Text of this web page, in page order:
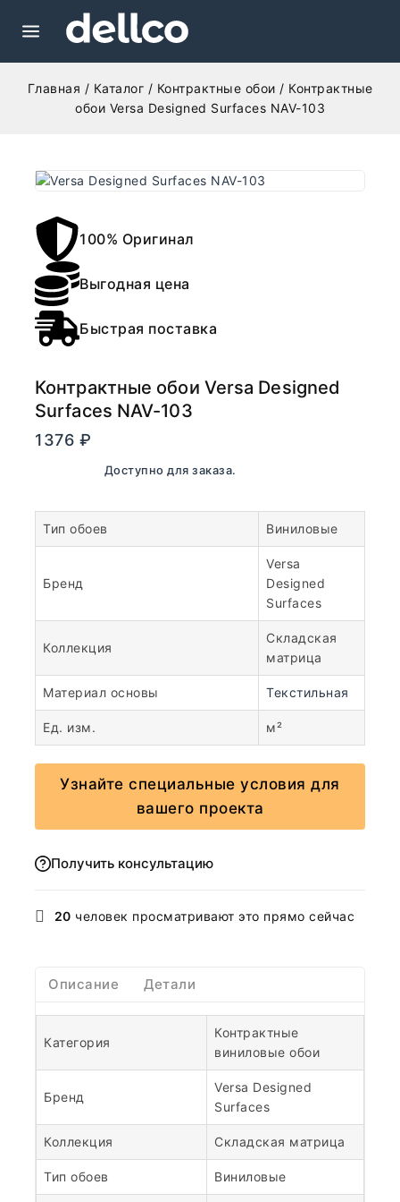
Главная / Каталог / Контрактные обои / Контрактные
обои Versa Designed Surfaces NAV-103
100% Оригинал
Выгодная цена
Быстрая поставка
Контрактные обои Versa Designed
Surfaces NAV-103
1376 ₽
В наличии. Доступно для заказа.
Тип обоев Виниловые
Бренд
Versa
Designed
Surfaces
Коллекция
Складская
матрица
Материал основы Текстильная
Ед. изм. м²
Узнайте специальные условия для
вашего проекта
Получить консультацию
20 человек просматривают это прямо сейчас
Описание Детали
Категория
Контрактные
виниловые обои
Бренд
Versa Designed
Surfaces
Коллекция Складская матрица
Тип обоев Виниловые